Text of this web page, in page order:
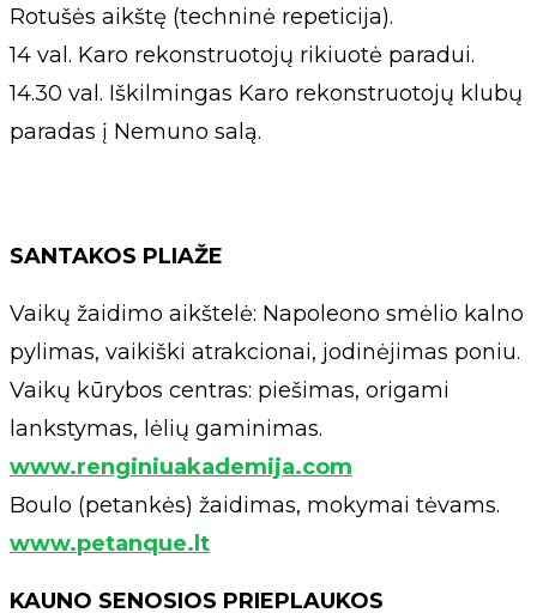
Rotušės aikštę (techninė repeticija).
14 val. Karo rekonstruotojų rikiuotė paradui.
14.30 val. Iškilmingas Karo rekonstruotojų klubų
paradas į Nemuno salą.
SANTAKOS PLIAŽE
Vaikų žaidimo aikštelė: Napoleono smėlio kalno
pylimas, vaikiški atrakcionai, jodinėjimas poniu.
Vaikų kūrybos centras: piešimas, origami
lankstymas, lėlių gaminimas.
www.renginiuakademija.com
Boulo (petankės) žaidimas, mokymai tėvams.
www.petanque.lt
KAUNO SENOSIOS PRIEPLAUKOS